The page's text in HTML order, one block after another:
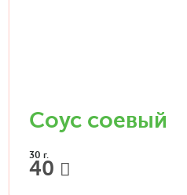
Соус соевый
30 г.
40